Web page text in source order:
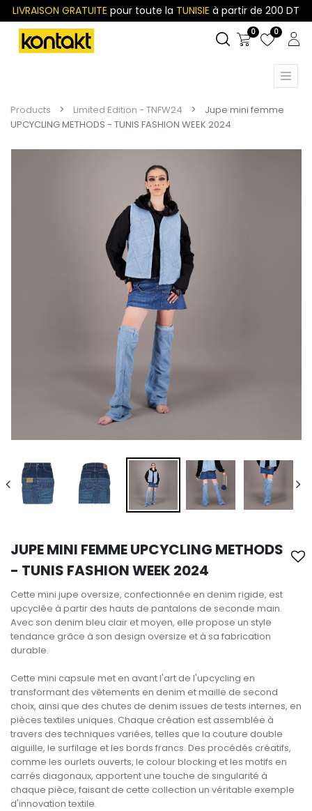
LIVRAISON GRATUITE pour toute la TUNISIE à partir de 200 DT
0 0
Products Limited Edition - TNFW24
Jupe mini femme
UPCYCLING METHODS - TUNIS FASHION WEEK 2024
JUPE MINI FEMME UPCYCLING METHODS
- TUNIS FASHION WEEK 2024
Cette mini jupe oversize, confectionnée en denim rigide, est
upcyclée à partir des hauts de pantalons de seconde main.
Avec son denim bleu clair et moyen, elle propose un style
tendance grâce à son design oversize et à sa fabrication
durable.
Cette mini capsule met en avant l'art de l'upcycling en
transformant des vêtements en denim et maille de second
choix, ainsi que des chutes de denim issues de tests internes, en
pièces textiles uniques. Chaque création est assemblée à
travers des techniques variées, telles que la couture double
aiguille, le surfilage et les bords francs. Des procédés créatifs,
comme les ourlets ouverts, le colour blocking et les motifs en
carrés diagonaux, apportent une touche de singularité à
chaque pièce, faisant de cette collection un véritable exemple
d'innovation textile.